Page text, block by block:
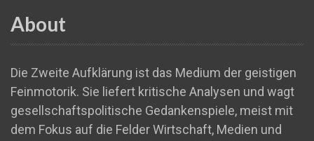
About
Die Zweite Aufklärung ist das Medium der geistigen
Feinmotorik. Sie liefert kritische Analysen und wagt
gesellschaftspolitische Gedankenspiele, meist mit
dem Fokus auf die Felder Wirtschaft, Medien und